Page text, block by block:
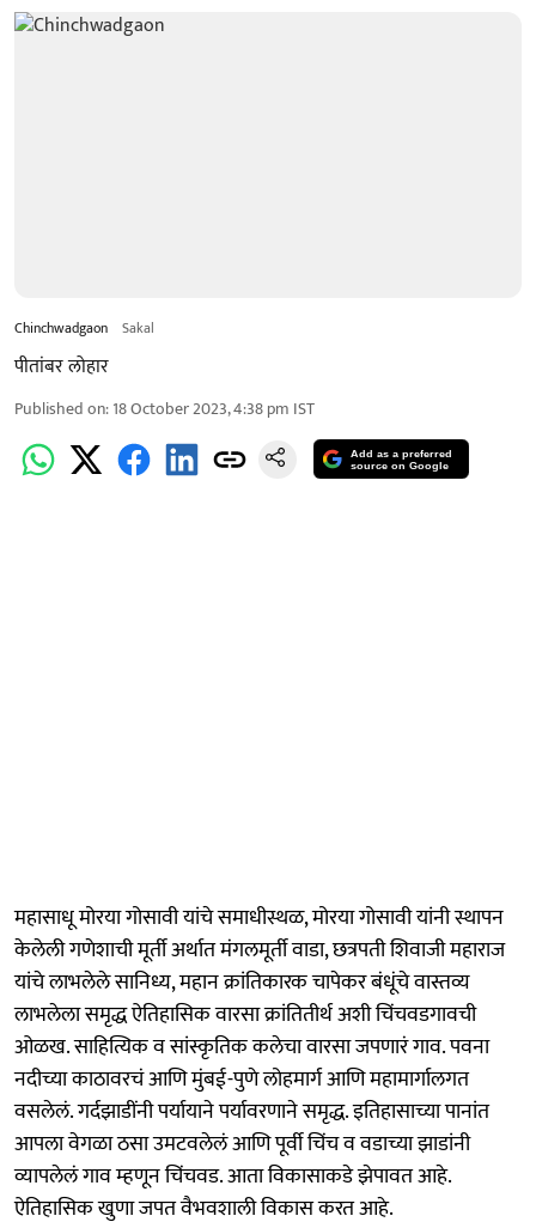
Chinchwadgaon Sakal
पीतांबर लोहार
Published on:18 October 2023, 4:38 pm IST
Add as a preferred
source on Google
महासाधू मोरया गोसावी यांचे समाधीस्थळ, मोरया गोसावी यांनी स्थापन
केलेली गणेशाची मूर्ती अर्थात मंगलमूर्ती वाडा, छत्रपती शिवाजी महाराज
यांचे लाभलेले सानिध्य, महान क्रांतिकारक चापेकर बंधूंचे वास्तव्य
लाभलेला समृद्ध ऐतिहासिक वारसा क्रांतितीर्थ अशी चिंचवडगावची
ओळख. साहित्यिक व सांस्कृतिक कलेचा वारसा जपणारं गाव. पवना
नदीच्या काठावरचं आणि मुंबई-पुणे लोहमार्ग आणि महामार्गालगत
वसलेलं. गर्दझाडींनी पर्यायाने पर्यावरणाने समृद्ध. इतिहासाच्या पानांत
आपला वेगळा ठसा उमटवलेलं आणि पूर्वी चिंच व वडाच्या झाडांनी
व्यापलेलं गाव म्हणून चिंचवड. आता विकासाकडे झेपावत आहे.
ऐतिहासिक खुणा जपत वैभवशाली विकास करत आहे.